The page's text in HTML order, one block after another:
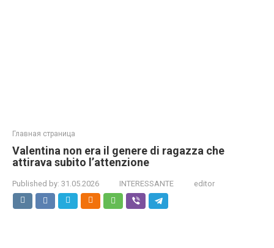
Главная страница
Valentina non era il genere di ragazza che
attirava subito l’attenzione
Published by: 31.05.2026 INTERESSANTE editor